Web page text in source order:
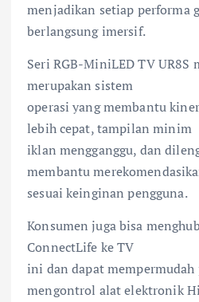
menjadikan setiap performa
berlangsung imersif.
Seri RGB-MiniLED TV UR8S
merupakan sistem
operasi yang membantu
lebih cepat, tampilan minim
iklan mengganggu, dan
membantu
sesuai keinginan pengguna.
Konsumen juga bisa
ConnectLife ke TV
ini dan dapat
mengontrol alat elektronik